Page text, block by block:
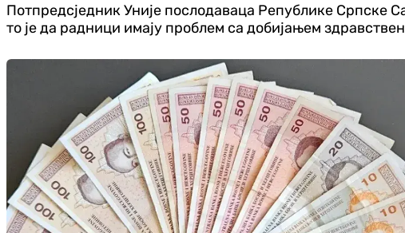
Потпредсједник Уније послодаваца Републике Српске
то је да радници имају проблем са добијањем